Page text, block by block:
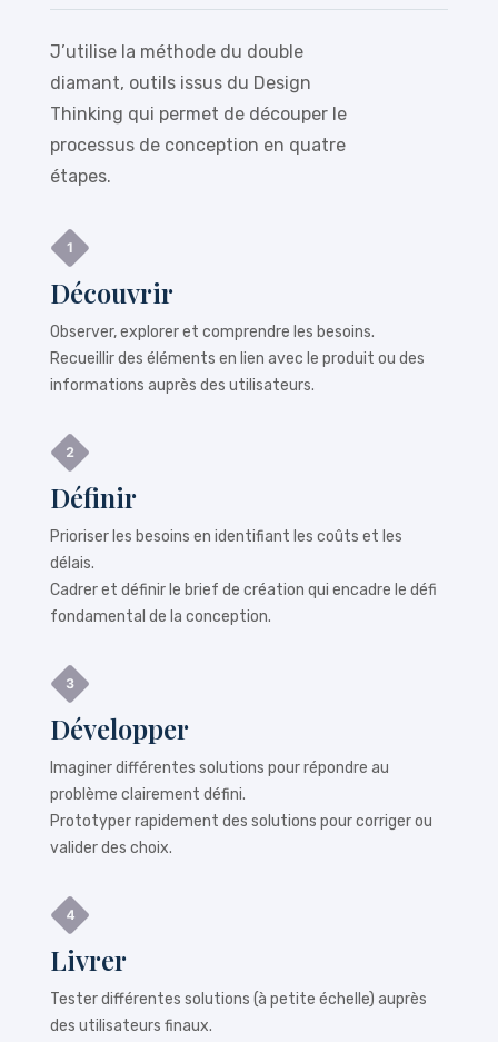
J’utilise la méthode du double
diamant, outils issus du Design
Thinking qui permet de découper le
processus de conception en quatre
étapes.
Découvrir
Observer, explorer et comprendre les besoins.
Recueillir des éléments en lien avec le produit ou des
informations auprès des utilisateurs.
Définir
Prioriser les besoins en identifiant les coûts et les
délais.
Cadrer et définir le brief de création qui encadre le défi
fondamental de la conception.
Développer
Imaginer différentes solutions pour répondre au
problème clairement défini.
Prototyper rapidement des solutions pour corriger ou
valider des choix.
Livrer
Tester différentes solutions (à petite échelle) auprès
des utilisateurs finaux.